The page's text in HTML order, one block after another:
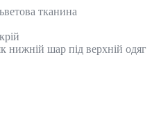
тканина
нижній шар під верхній одяг